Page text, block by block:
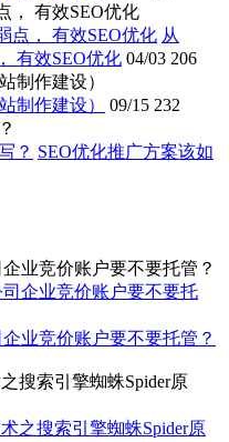
， 有效SEO优化
从
有效SEO优化 04/03 206
制作建设）
制作建设）
09/15 232
SEO优化推广方案该如
业竞价账户要不要托管？
业竞价账户要不要托管？
搜索引擎蜘蛛Spider原